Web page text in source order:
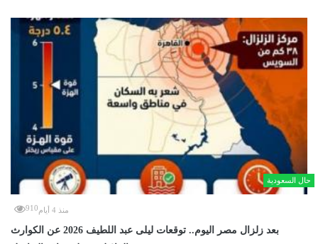
حال السعودية
منذ 4 أيام 910
بعد زلزال مصر اليوم.. توقعات ليلى عبد اللطيف 2026 عن الكوارث